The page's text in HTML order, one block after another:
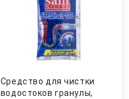
Средство для чистки
водостоков гранулы,